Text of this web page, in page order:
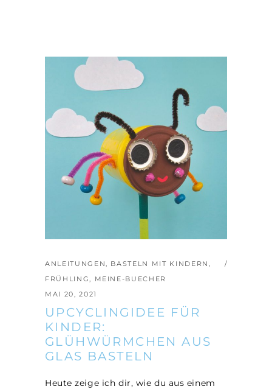
ANLEITUNGEN, BASTELN MIT KINDERN ,
FRÜHLING, MEINE-BUECHER
MAI 20, 2021
UPCYCLINGIDEE FÜR
KINDER:
GLÜHWÜRMCHEN AUS
GLAS BASTELN
Heute zeige ich dir, wie du aus einem